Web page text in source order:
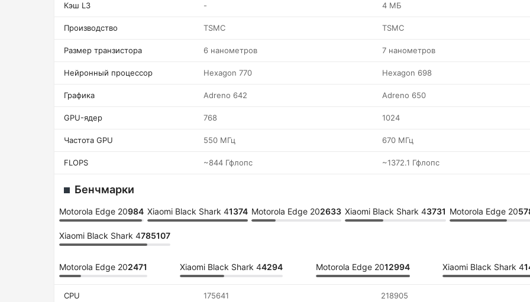
Кэш L3 - 4 МБ
Производство TSMC TSMC
Размер транзистора 6 нанометров 7 нанометров
Нейронный процессор Hexagon 770 Hexagon 698
Графика Adreno 642 Adreno 650
GPU-ядер 768 1024
Частота GPU 550 МГц 670 МГц
FLOPS ~844 Гфлопс ~1372.1 Гфлопс
Бенчмарки
Motorola Edge 20984 Xiaomi Black Shark 41374 Motorola Edge 202633 Xiaomi Black Shark 43731 Motorola Edge 20
Xiaomi Black Shark 4785107
Motorola Edge 202471 Xiaomi Black Shark 44294 Motorola Edge 2012994 Xiaomi Black Shark 4
CPU 175641 218905